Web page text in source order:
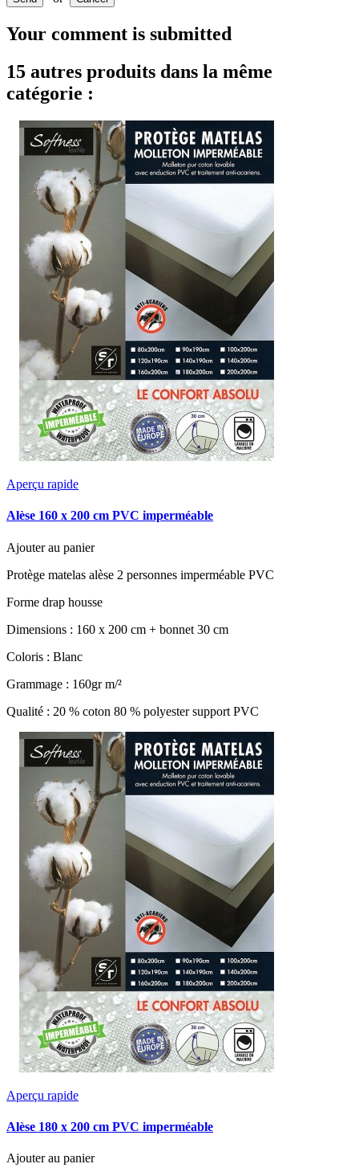
Your comment is submitted
15 autres produits dans la même
catégorie :
Aperçu rapide
Alèse 160 x 200 cm PVC imperméable
Ajouter au panier
Protège matelas alèse 2 personnes imperméable PVC
Forme drap housse
Dimensions : 160 x 200 cm + bonnet 30 cm
Coloris : Blanc
Grammage : 160gr m/²
Qualité : 20 % coton 80 % polyester support PVC
Aperçu rapide
Alèse 180 x 200 cm PVC imperméable
Ajouter au panier